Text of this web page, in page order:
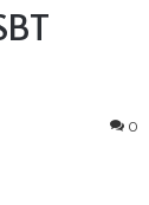
0